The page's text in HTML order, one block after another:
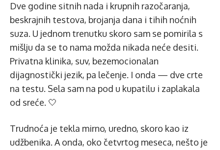
Dve godine sitnih nada i krupnih razočaranja,
beskrajnih testova, brojanja dana i tihih noćnih
suza. U jednom trenutku skoro sam se pomirila s
mišlju da se to nama možda nikada neće desiti.
Privatna klinika, suv, bezemocionalan
dijagnostički jezik, pa lečenje. I onda — dve crte
na testu. Sela sam na pod u kupatilu i zaplakala
od sreće. 🤍
Trudnoća je tekla mirno, uredno, skoro kao iz
udžbenika. A onda, oko četvrtog meseca, nešto je